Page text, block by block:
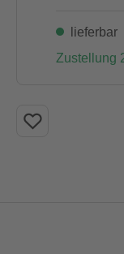
lieferbar
Zustellung